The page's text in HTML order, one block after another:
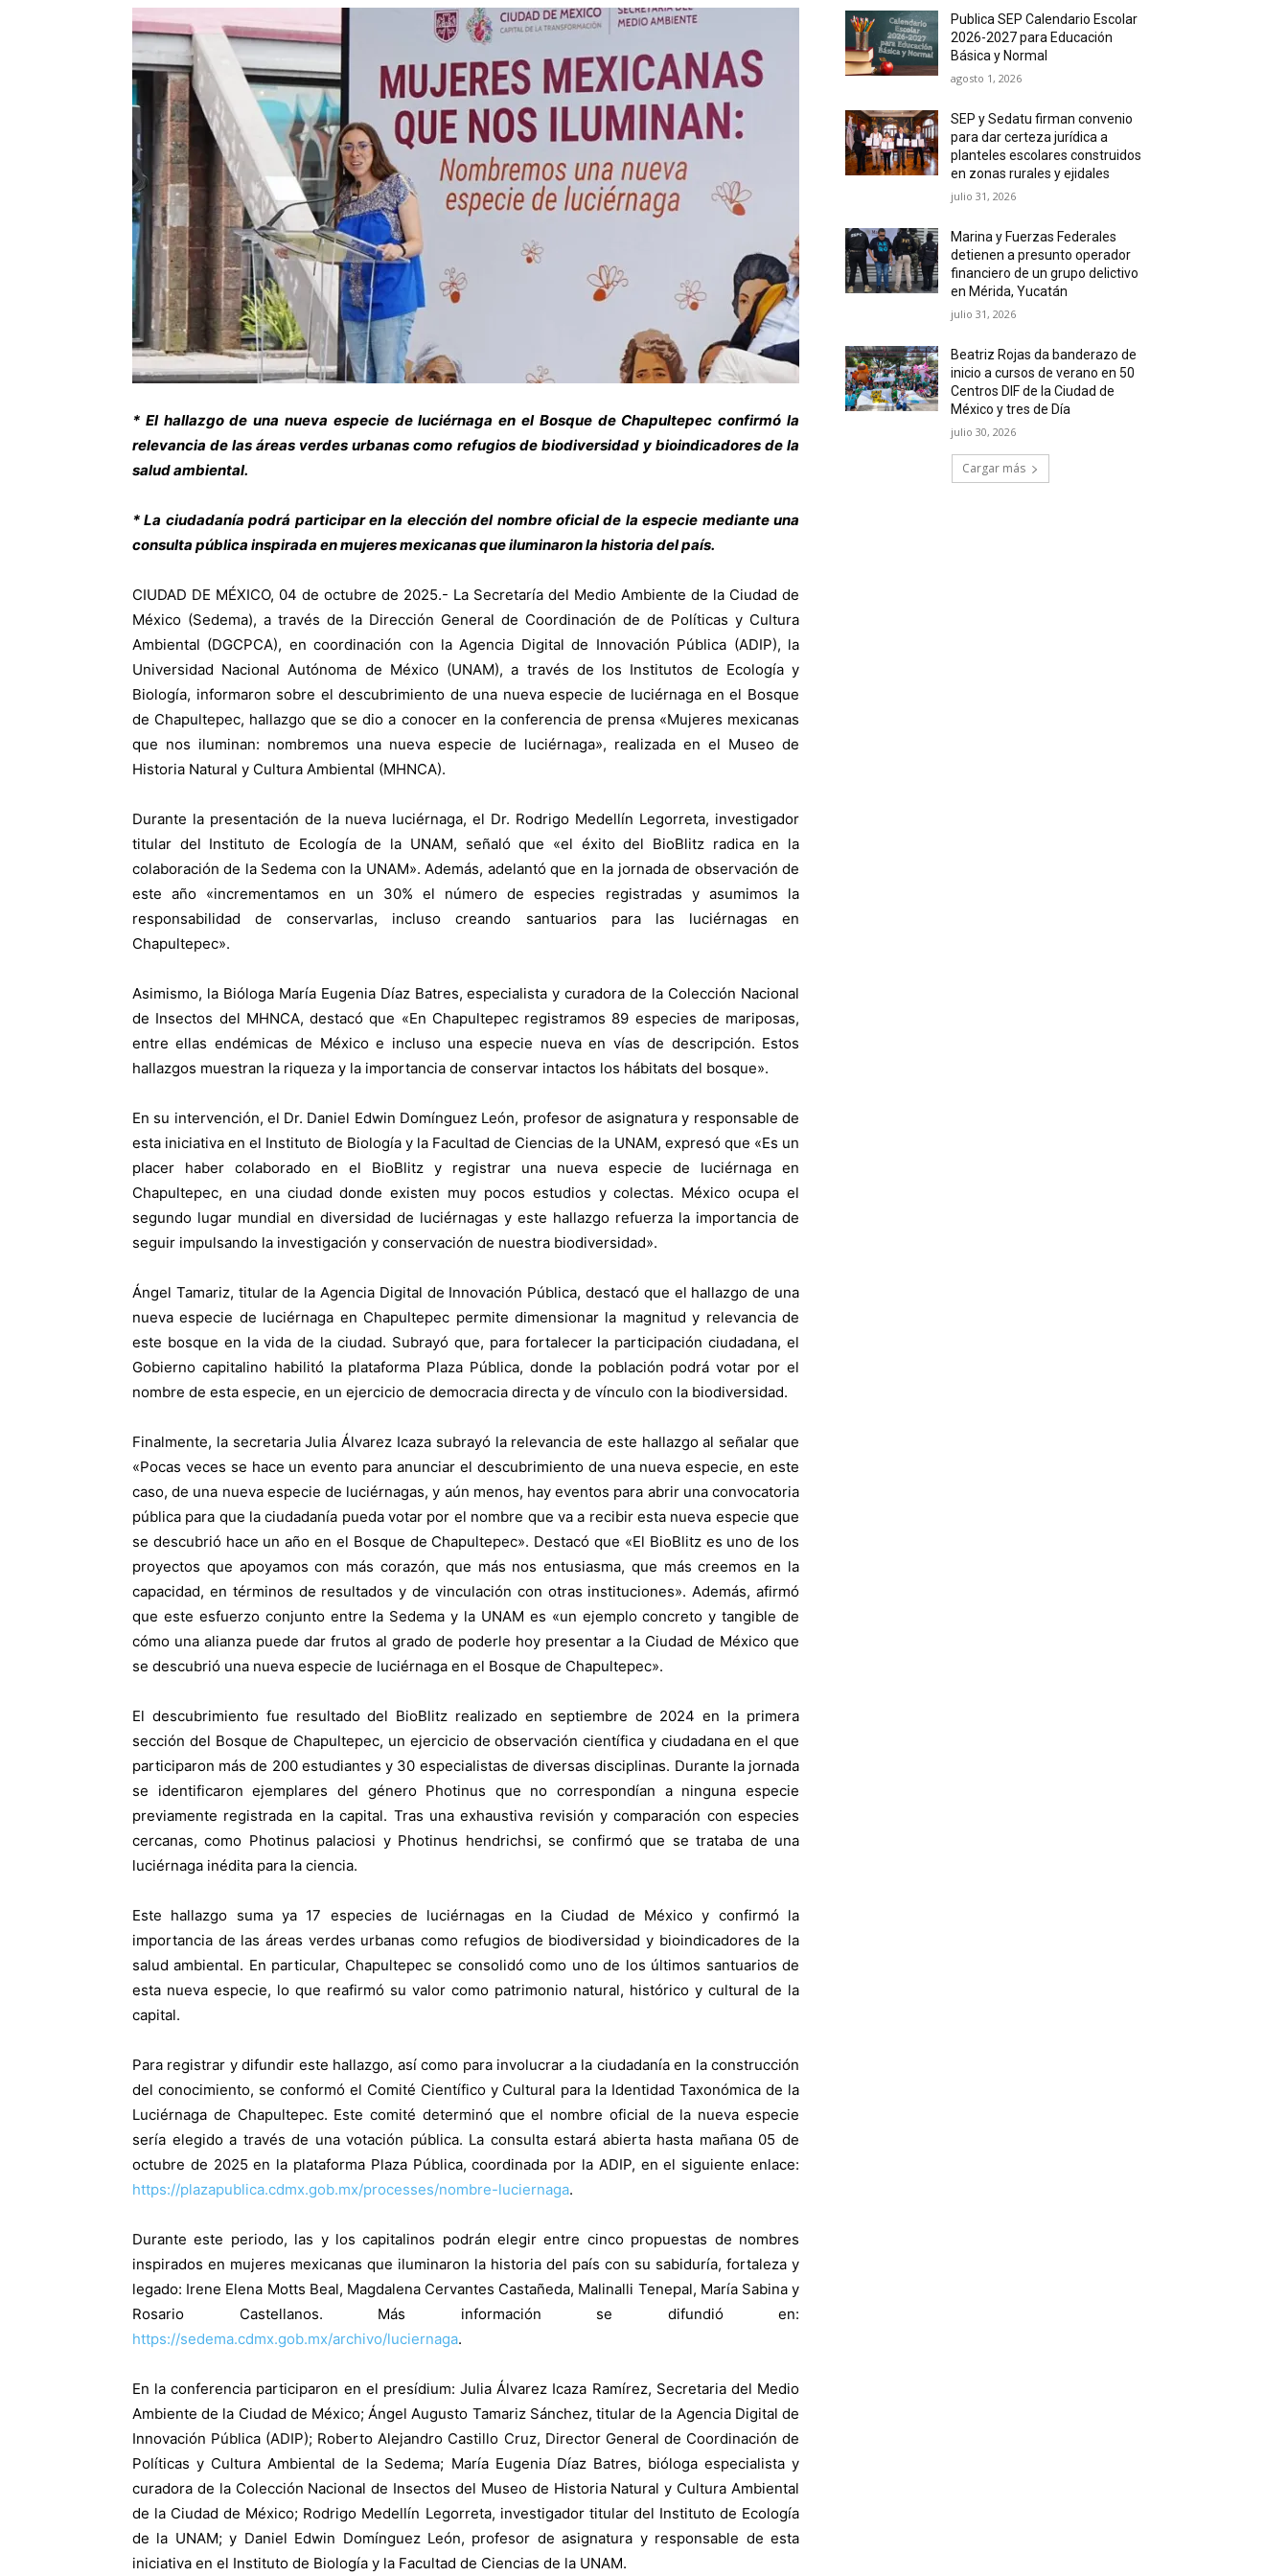
* El hallazgo de una nueva especie de luciérnaga en el Bosque de Chapultepec confirmó la
relevancia de las áreas verdes urbanas como refugios de biodiversidad y bioindicadores de la
salud ambiental.
* La ciudadanía podrá participar en la elección del nombre oficial de la especie mediante una
consulta pública inspirada en mujeres mexicanas que iluminaron la historia del país.
CIUDAD DE MÉXICO, 04 de octubre de 2025.- La Secretaría del Medio Ambiente de la Ciudad de
México (Sedema), a través de la Dirección General de Coordinación de de Políticas y Cultura
Ambiental (DGCPCA), en coordinación con la Agencia Digital de Innovación Pública (ADIP), la
Universidad Nacional Autónoma de México (UNAM), a través de los Institutos de Ecología y
Biología, informaron sobre el descubrimiento de una nueva especie de luciérnaga en el Bosque
de Chapultepec, hallazgo que se dio a conocer en la conferencia de prensa «Mujeres mexicanas
que nos iluminan: nombremos una nueva especie de luciérnaga», realizada en el Museo de
Historia Natural y Cultura Ambiental (MHNCA).
Durante la presentación de la nueva luciérnaga, el Dr. Rodrigo Medellín Legorreta, investigador
titular del Instituto de Ecología de la UNAM, señaló que «el éxito del BioBlitz radica en la
colaboración de la Sedema con la UNAM». Además, adelantó que en la jornada de observación de
este año «incrementamos en un 30% el número de especies registradas y asumimos la
responsabilidad de conservarlas, incluso creando santuarios para las luciérnagas en
Chapultepec».
Asimismo, la Bióloga María Eugenia Díaz Batres, especialista y curadora de la Colección Nacional
de Insectos del MHNCA, destacó que «En Chapultepec registramos 89 especies de mariposas,
entre ellas endémicas de México e incluso una especie nueva en vías de descripción. Estos
hallazgos muestran la riqueza y la importancia de conservar intactos los hábitats del bosque».
En su intervención, el Dr. Daniel Edwin Domínguez León, profesor de asignatura y responsable de
esta iniciativa en el Instituto de Biología y la Facultad de Ciencias de la UNAM, expresó que «Es un
placer haber colaborado en el BioBlitz y registrar una nueva especie de luciérnaga en
Chapultepec, en una ciudad donde existen muy pocos estudios y colectas. México ocupa el
segundo lugar mundial en diversidad de luciérnagas y este hallazgo refuerza la importancia de
seguir impulsando la investigación y conservación de nuestra biodiversidad».
Ángel Tamariz, titular de la Agencia Digital de Innovación Pública, destacó que el hallazgo de una
nueva especie de luciérnaga en Chapultepec permite dimensionar la magnitud y relevancia de
este bosque en la vida de la ciudad. Subrayó que, para fortalecer la participación ciudadana, el
Gobierno capitalino habilitó la plataforma Plaza Pública, donde la población podrá votar por el
nombre de esta especie, en un ejercicio de democracia directa y de vínculo con la biodiversidad.
Finalmente, la secretaria Julia Álvarez Icaza subrayó la relevancia de este hallazgo al señalar que
«Pocas veces se hace un evento para anunciar el descubrimiento de una nueva especie, en este
caso, de una nueva especie de luciérnagas, y aún menos, hay eventos para abrir una convocatoria
pública para que la ciudadanía pueda votar por el nombre que va a recibir esta nueva especie que
se descubrió hace un año en el Bosque de Chapultepec». Destacó que «El BioBlitz es uno de los
proyectos que apoyamos con más corazón, que más nos entusiasma, que más creemos en la
capacidad, en términos de resultados y de vinculación con otras instituciones». Además, afirmó
que este esfuerzo conjunto entre la Sedema y la UNAM es «un ejemplo concreto y tangible de
cómo una alianza puede dar frutos al grado de poderle hoy presentar a la Ciudad de México que
se descubrió una nueva especie de luciérnaga en el Bosque de Chapultepec».
El descubrimiento fue resultado del BioBlitz realizado en septiembre de 2024 en la primera
sección del Bosque de Chapultepec, un ejercicio de observación científica y ciudadana en el que
participaron más de 200 estudiantes y 30 especialistas de diversas disciplinas. Durante la jornada
se identificaron ejemplares del género Photinus que no correspondían a ninguna especie
previamente registrada en la capital. Tras una exhaustiva revisión y comparación con especies
cercanas, como Photinus palaciosi y Photinus hendrichsi, se confirmó que se trataba de una
luciérnaga inédita para la ciencia.
Este hallazgo suma ya 17 especies de luciérnagas en la Ciudad de México y confirmó la
importancia de las áreas verdes urbanas como refugios de biodiversidad y bioindicadores de la
salud ambiental. En particular, Chapultepec se consolidó como uno de los últimos santuarios de
esta nueva especie, lo que reafirmó su valor como patrimonio natural, histórico y cultural de la
capital.
Para registrar y difundir este hallazgo, así como para involucrar a la ciudadanía en la construcción
del conocimiento, se conformó el Comité Científico y Cultural para la Identidad Taxonómica de la
Luciérnaga de Chapultepec. Este comité determinó que el nombre oficial de la nueva especie
sería elegido a través de una votación pública. La consulta estará abierta hasta mañana 05 de
octubre de 2025 en la plataforma Plaza Pública, coordinada por la ADIP, en el siguiente enlace:
https://plazapublica.cdmx.gob.mx/processes/nombre-luciernaga.
Durante este periodo, las y los capitalinos podrán elegir entre cinco propuestas de nombres
inspirados en mujeres mexicanas que iluminaron la historia del país con su sabiduría, fortaleza y
legado: Irene Elena Motts Beal, Magdalena Cervantes Castañeda, Malinalli Tenepal, María Sabina y
Rosario Castellanos. Más información se difundió en:
https://sedema.cdmx.gob.mx/archivo/luciernaga.
En la conferencia participaron en el presídium: Julia Álvarez Icaza Ramírez, Secretaria del Medio
Ambiente de la Ciudad de México; Ángel Augusto Tamariz Sánchez, titular de la Agencia Digital de
Innovación Pública (ADIP); Roberto Alejandro Castillo Cruz, Director General de Coordinación de
Políticas y Cultura Ambiental de la Sedema; María Eugenia Díaz Batres, bióloga especialista y
curadora de la Colección Nacional de Insectos del Museo de Historia Natural y Cultura Ambiental
de la Ciudad de México; Rodrigo Medellín Legorreta, investigador titular del Instituto de Ecología
de la UNAM; y Daniel Edwin Domínguez León, profesor de asignatura y responsable de esta
iniciativa en el Instituto de Biología y la Facultad de Ciencias de la UNAM.
Publica SEP Calendario Escolar
2026-2027 para Educación
Básica y Normal
agosto 1, 2026
SEP y Sedatu firman convenio
para dar certeza jurídica a
planteles escolares construidos
en zonas rurales y ejidales
julio 31, 2026
Marina y Fuerzas Federales
detienen a presunto operador
financiero de un grupo delictivo
en Mérida, Yucatán
julio 31, 2026
Beatriz Rojas da banderazo de
inicio a cursos de verano en 50
Centros DIF de la Ciudad de
México y tres de Día
julio 30, 2026
Cargar más